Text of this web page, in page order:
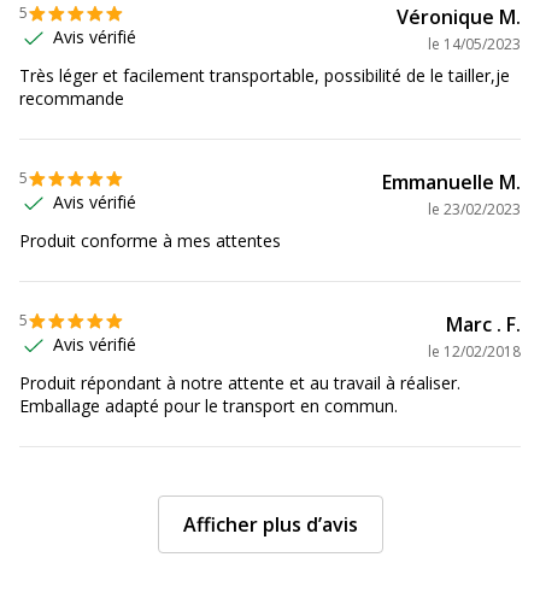
5
Avis vérifié
Véronique M.
le 14/05/2023
Très léger et facilement transportable, possibilité de le tailler,je
recommande
5
Avis vérifié
Emmanuelle M.
le 23/02/2023
Produit conforme à mes attentes
5
Avis vérifié
Marc . F.
le 12/02/2018
Produit répondant à notre attente et au travail à réaliser.
Emballage adapté pour le transport en commun.
Afficher plus d’avis